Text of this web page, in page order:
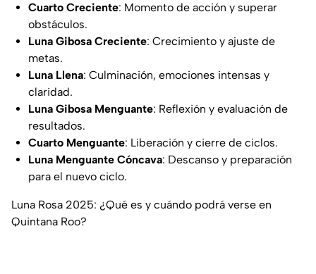
Cuarto Creciente: Momento de acción y superar
obstáculos.
Luna Gibosa Creciente: Crecimiento y ajuste de
metas.
Luna Llena: Culminación, emociones intensas y
claridad.
Luna Gibosa Menguante: Reflexión y evaluación de
resultados.
Cuarto Menguante: Liberación y cierre de ciclos.
Luna Menguante Cóncava: Descanso y preparación
para el nuevo ciclo.
Luna Rosa 2025: ¿Qué es y cuándo podrá verse en
Quintana Roo?